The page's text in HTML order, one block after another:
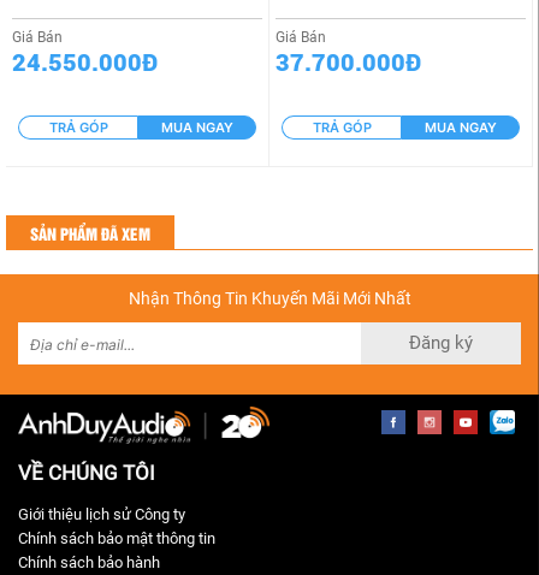
Giá Bán
24.550.000Đ
TRẢ GÓP MUA NGAY
Giá Bán
37.700.000Đ
TRẢ GÓP MUA NGAY
SẢN PHẨM ĐÃ XEM
Nhận Thông Tin Khuyến Mãi Mới Nhất
Đăng ký
VỀ CHÚNG TÔI
Giới thiệu lịch sử Công ty
Chính sách bảo mật thông tin
Chính sách bảo hành